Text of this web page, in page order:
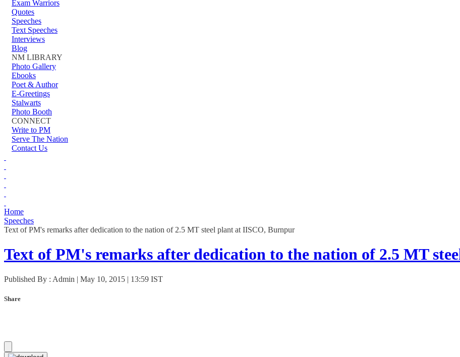
Exam Warriors
Quotes
Speeches
Text Speeches
Interviews
Blog
NM LIBRARY
Photo Gallery
Ebooks
Poet & Author
E-Greetings
Stalwarts
Photo Booth
CONNECT
Write to PM
Serve The Nation
Contact Us
Home
Speeches
Text of PM's remarks after dedication to the nation of 2.5 MT steel plant at IISCO, Burnpur
Text of PM's remarks after dedication to the nation of 2.5 MT
Published By : Admin | May 10, 2015 | 13:59 IST
Share